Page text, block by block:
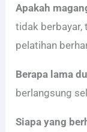
Apakah
tidak berbayar,
pelatihan
Berapa lama
berlangsung
Siapa yang